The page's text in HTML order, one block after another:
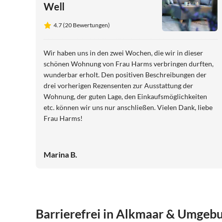
Well
4.7 (20 Bewertungen)
Wir haben uns in den zwei Wochen, die wir in dieser
schönen Wohnung von Frau Harms verbringen durften,
wunderbar erholt. Den positiven Beschreibungen der
drei vorherigen Rezensenten zur Ausstattung der
Wohnung, der guten Lage, den Einkaufsmöglichkeiten
etc. können wir uns nur anschließen. Vielen Dank, liebe
Frau Harms!
Marina B.
Barrierefrei in Alkmaar &